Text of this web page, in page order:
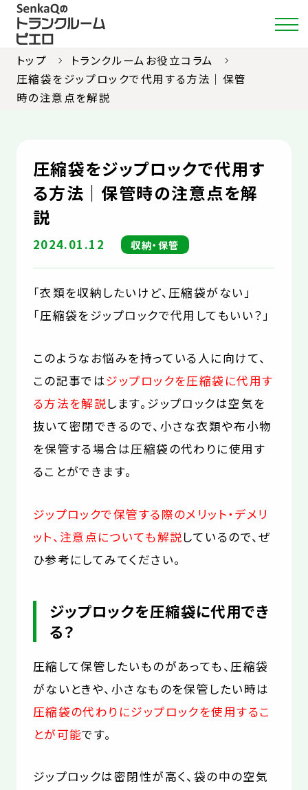
ご利用ガイド
お部屋紹介
お役立コラム
よくあるご質問
トップ
トランクルームお役立コラム
圧縮袋をジップロックで代用する方法｜保管
時の注意点を解説
圧縮袋をジップロックで代用す
る方法｜保管時の注意点を解
説
2024.01.12 収納・保管
「衣類を収納したいけど、圧縮袋がない」
「圧縮袋をジップロックで代用してもいい？」
このようなお悩みを持っている人に向けて、
この記事ではジップロックを圧縮袋に代用す
る方法を解説します。ジップロックは空気を
抜いて密閉できるので、小さな衣類や布小物
を保管する場合は圧縮袋の代わりに使用す
ることができます。
ジップロックで保管する際のメリット・デメリ
ット、注意点についても解説しているので、ぜ
ひ参考にしてみてください。
ジップロックを圧縮袋に代用でき
る？
圧縮して保管したいものがあっても、圧縮袋
がないときや、小さなものを保管したい時は
圧縮袋の代わりにジップロックを使用するこ
とが可能です。
ジップロックは密閉性が高く、袋の中の空気